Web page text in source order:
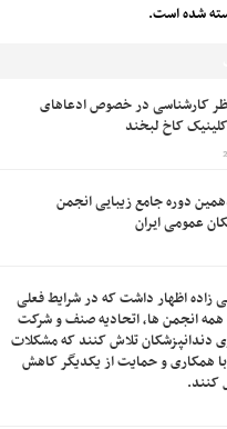
شده است.
کارشناسی در خصوص ادعاهای
کاخ لبخند
دوره جامع زیبایی انجمن
عمومی ایران
زاده اظهار داشت که در شرایط فعلی
همه انجمن ها، اتحادیه صنف و شرکت
دندانپزشکان تلاش کنند که مشکلات
همکاری و حمایت از یکدیگر کاهش
کنند.